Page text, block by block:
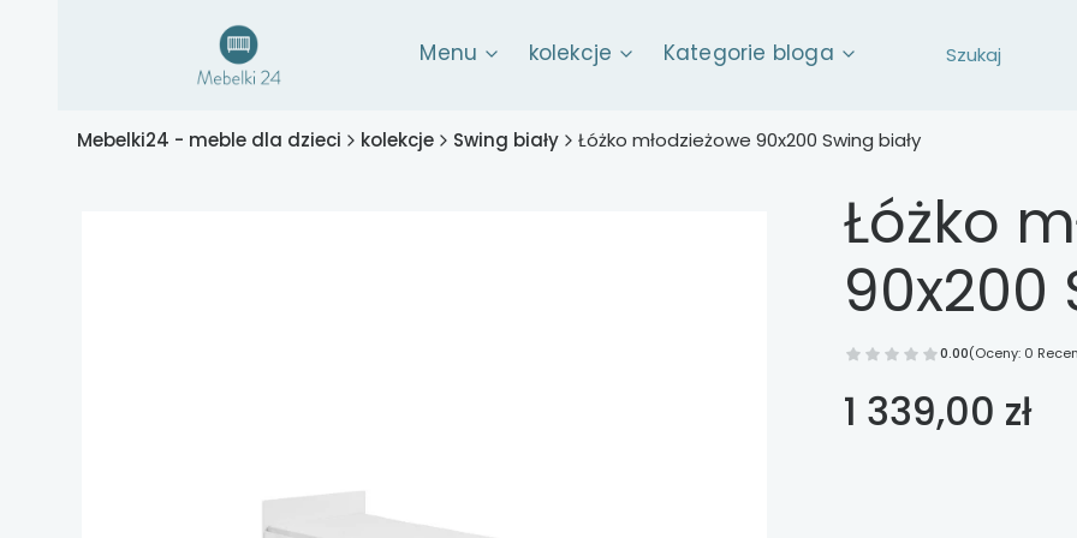
Menu kolekcje Kategorie bloga
Mebelki24 - meble dla dzieci kolekcje Swing biały Łóżko młodzieżowe 90x200 Swing biały
Łóżko
90x200
0.00(Oceny: 0
Cena
1 339,00 zł